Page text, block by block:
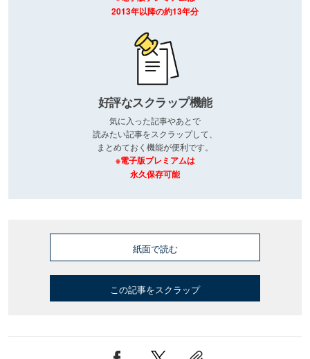
2013年以降の約13年分
好評なスクラップ機能
気に入った記事やあとで
読みたい記事をスクラップして、
まとめておく機能が便利です。
※電子版プレミアムは
永久保存可能
紙面で読む
この記事をスクラップ